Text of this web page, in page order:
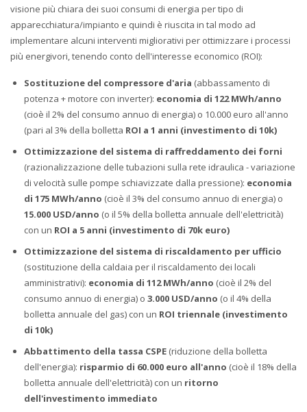
visione più chiara dei suoi consumi di energia per tipo di
apparecchiatura/impianto e quindi è riuscita in tal modo ad
implementare alcuni interventi migliorativi per ottimizzare i processi
più energivori, tenendo conto dell'interesse economico (ROI):
Sostituzione del compressore d'aria (abbassamento di
potenza + motore con inverter): economia di 122 MWh/anno
(cioè il 2% del consumo annuo di energia) o 10.000 euro all'anno
(pari al 3% della bolletta ROI a 1 anni (investimento di 10k)
Ottimizzazione del sistema di raffreddamento dei forni
(razionalizzazione delle tubazioni sulla rete idraulica - variazione
di velocità sulle pompe schiavizzate dalla pressione): economia
di 175 MWh/anno (cioè il 3% del consumo annuo di energia) o
15.000 USD/anno (o il 5% della bolletta annuale dell'elettricità)
con un ROI a 5 anni (investimento di 70k euro)
Ottimizzazione del sistema di riscaldamento per ufficio
(sostituzione della caldaia per il riscaldamento dei locali
amministrativi): economia di 112 MWh/anno (cioè il 2% del
consumo annuo di energia) o 3.000 USD/anno (o il 4% della
bolletta annuale del gas) con un ROI triennale (investimento
di 10k)
Abbattimento della tassa CSPE (riduzione della bolletta
dell'energia): risparmio di 60.000 euro all'anno (cioè il 18% della
bolletta annuale dell'elettricità) con un ritorno
dell'investimento immediato